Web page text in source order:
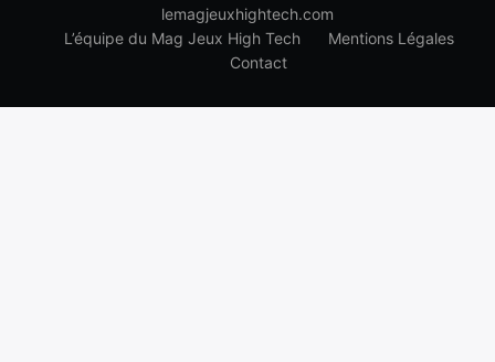
lemagjeuxhightech.com
L’équipe du Mag Jeux High Tech
Mentions Légales
Contact